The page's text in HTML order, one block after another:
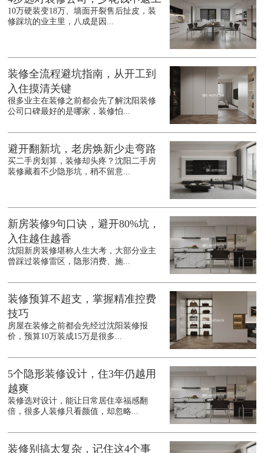
10万硬装变18万、墙面开裂售后扯皮，装
修踩坑的业主里，八成是因...
装修全流程避坑指南，从开工到
入住摸清关键
很多业主在装修之前都会先了解沈阳装修
公司口碑最好的是哪家，装修怕...
避开翻新坑，老房焕新少走弯路
买二手房划算，装修却头疼？沈阳二手房
装修藏着不少隐形坑，稍不留意...
新房装修9句口诀，避开80%坑，
入住越住越香
沈阳新房装修堪称人生大考，大部分业主
曾踩过装修雷区，隐形消费、施...
装修预算不超支，掌握精准控费
技巧
房屋在装修之前都会先经过沈阳装修报
价，预算10万装成15万是很多...
5个隐形装修设计，住3年仍越用
越爽
装修选对设计，能让日常居住幸福感翻
倍，很多人装修只看颜值，却忽略...
装修别搞太复杂，记住这4个事